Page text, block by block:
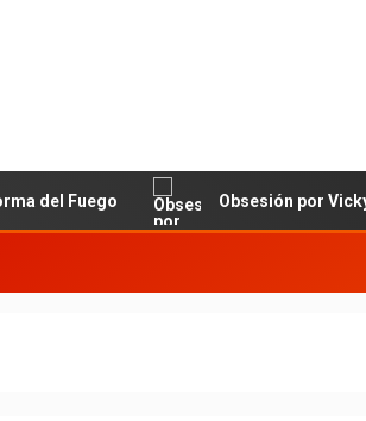
Obsesión por Vicky